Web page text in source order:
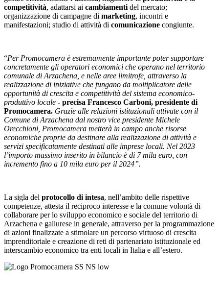
competitività, adattarsi ai cambiamenti del mercato;
organizzazione di campagne di marketing, incontri e
manifestazioni; studio di attività di comunicazione congiunte.
“Per Promocamera è estremamente importante poter supportare
concretamente gli operatori economici che operano nel territorio
comunale di Arzachena, e nelle aree limitrofe, attraverso la
realizzazione di iniziative che fungano da moltiplicatore delle
opportunità di crescita e competitività del sistema economico-
produttivo locale - precisa Francesco Carboni, presidente di
Promocamera. Grazie alle relazioni istituzionali attivate con il
Comune di Arzachena dal nostro vice presidente Michele
Orecchioni, Promocamera metterà in campo anche risorse
economiche proprie da destinare alla realizzazione di attività e
servizi specificatamente destinati alle imprese locali. Nel 2023
l’importo massimo inserito in bilancio è di 7 mila euro, con
incremento fino a 10 mila euro per il 2024”.
La sigla del protocollo di intesa, nell’ambito delle rispettive
competenze, attesta il reciproco interesse e la comune volontà di
collaborare per lo sviluppo economico e sociale del territorio di
Arzachena e gallurese in generale, attraverso per la programmazione
di azioni finalizzate a stimolare un percorso virtuoso di crescita
imprenditoriale e creazione di reti di partenariato istituzionale ed
interscambio economico tra enti locali in Italia e all’estero.